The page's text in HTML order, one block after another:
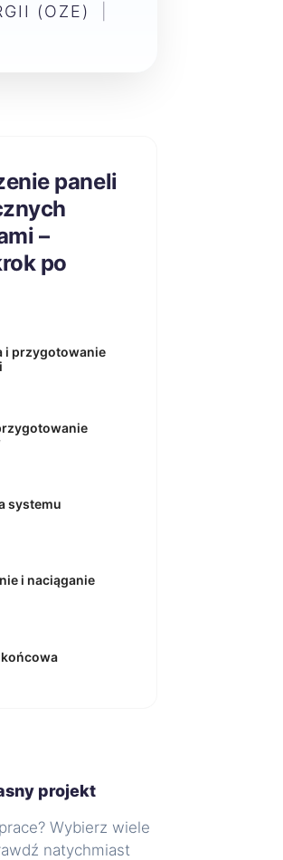
(OZE)
paneli
–
po
i przygotowanie
systemu
i naciąganie
projekt
Wybierz wiele
natychmiast